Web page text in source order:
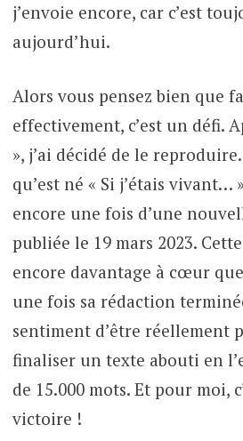
j’envoie encore, car c’est
aujourd’hui.
Alors vous pensez bien que
effectivement, c’est un défi.
», j’ai décidé de le
qu’est né « Si j’étais vivant…
encore une fois d’une
publiée le 19 mars 2023.
encore davantage à cœur
une fois sa rédaction
sentiment d’être réellement
finaliser un texte abouti en
de 15.000 mots. Et pour moi,
victoire !